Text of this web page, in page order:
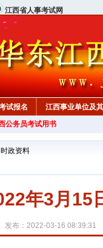
江西省人事考试网
试报名 江西事业单位及
公务员考试用书
时政资料
年3月15
发布：2022-03-16 08:39:31